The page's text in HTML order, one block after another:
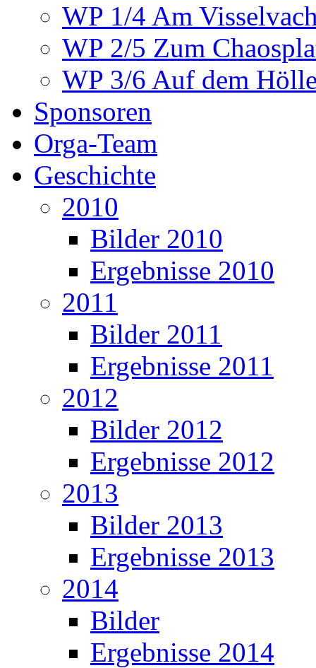
WP 1/4 Am
WP 2/5 Zum
WP 3/6 Auf dem
Sponsoren
Orga-Team
Geschichte
2010
Bilder 2010
Ergebnisse 2010
2011
Bilder 2011
Ergebnisse 2011
2012
Bilder 2012
Ergebnisse 2012
2013
Bilder 2013
Ergebnisse 2013
2014
Bilder
Ergebnisse 2014